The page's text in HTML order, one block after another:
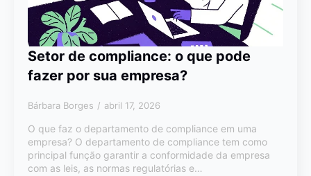
Setor de compliance: o que pode
fazer por sua empresa?
Bárbara Borges abril 17, 2026
O que faz o departamento de compliance em uma
empresa? O departamento de compliance tem como
principal função garantir a conformidade da empresa
com as leis, as normas regulatórias e…